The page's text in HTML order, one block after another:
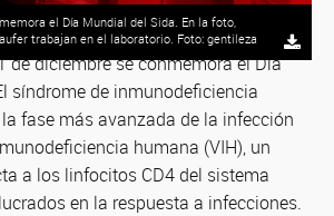
el Día Mundial del Sida. En la foto,
trabajan en el laboratorio. Foto: gentileza
de diciembre se conmemora el Día
síndrome de inmunodeficiencia
fase más avanzada de la infección
humana (VIH), un
a los linfocitos CD4 del sistema
en la respuesta a infecciones.